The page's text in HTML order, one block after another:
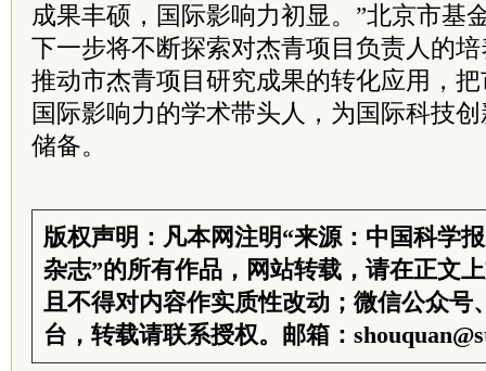
成果丰硕，国际影响力初显。”北京市基
下一步将不断探索对杰青项目负责人的
推动市杰青项目研究成果的转化应用，
国际影响力的学术带头人，为国际科技
储备。
版权声明：凡本网注明“来源：中国科学
杂志”的所有作品，网站转载，请在正文
且不得对内容作实质性改动；微信公众号
台，转载请联系授权。邮箱：